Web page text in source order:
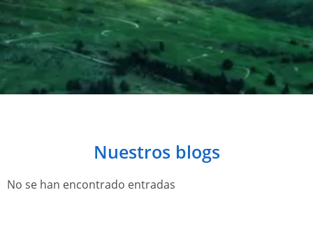
Nuestros blogs
No se han encontrado entradas